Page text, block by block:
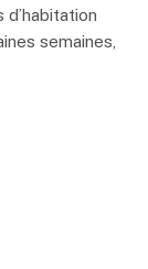
semaines,